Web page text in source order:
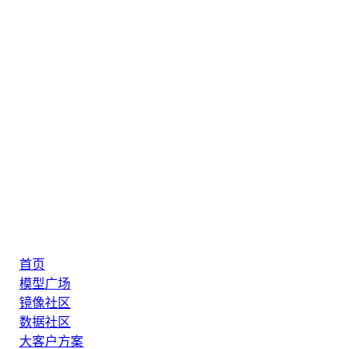
首页
模型广场
镜像社区
数据社区
大客户方案